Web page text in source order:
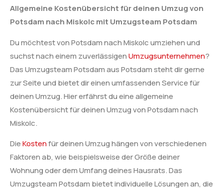
Allgemeine Kostenübersicht für deinen Umzug von
Potsdam nach Miskolc mit Umzugsteam Potsdam
Du möchtest von Potsdam nach Miskolc umziehen und
suchst nach einem zuverlässigenUmzugsunternehmen?
Das Umzugsteam Potsdam aus Potsdam steht dir gerne
zur Seite und bietet dir einen umfassenden Service für
deinen Umzug. Hier erfährst du eine allgemeine
Kostenübersicht für deinen Umzug von Potsdam nach
Miskolc.
DieKostenfür deinen Umzug hängen von verschiedenen
Faktoren ab, wie beispielsweise der Größe deiner
Wohnung oder dem Umfang deines Hausrats. Das
Umzugsteam Potsdam bietet individuelle Lösungen an, die